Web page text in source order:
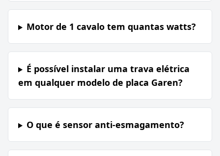
Motor de 1 cavalo tem quantas watts?
É possível instalar uma trava elétrica
em qualquer modelo de placa Garen?
O que é sensor anti-esmagamento?